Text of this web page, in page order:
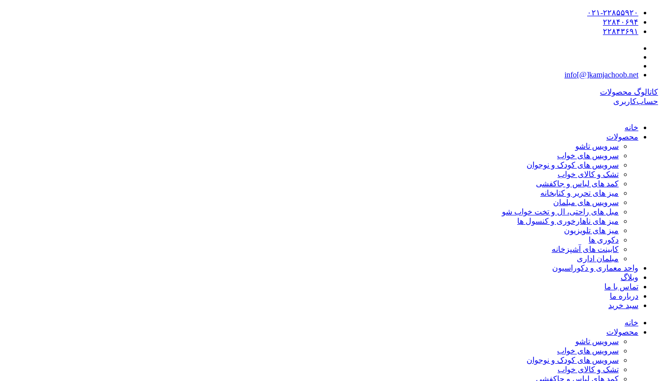
۰۲۱-۲۲۸۵۵۹۲۰
۲۲۸۴۰۶۹۴
۲۲۸۴۳۶۹۱
info[@]kamjachoob.net
کاتالوگ محصولات
حساب‌کاربری
خانه
محصولات
سرویس تاشو
سرویس های خواب
سرویس های کودک و نوجوان
تشک و کالای خواب
کمد های لباس و جاکفشی
میز های تحریر و کتابخانه
سرویس های مبلمان
مبل های راحتی، ال و تخت خواب شو
میز های ناهارخوری و کنسول ها
میز های تلویزیون
دکوری ها
کابینت های آشپزخانه
مبلمان اداری
واحد معماری و دکوراسیون
وبلاگ
تماس با ما
درباره ما
سبد خرید
خانه
محصولات
سرویس تاشو
سرویس های خواب
سرویس های کودک و نوجوان
تشک و کالای خواب
کمد های لباس و جاکفشی